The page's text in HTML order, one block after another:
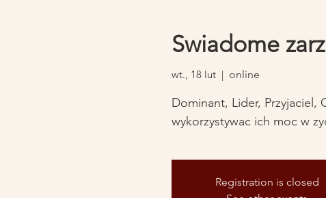
Swiadome
wt., 18 lut
  |
online
Dominant, Lider, Przyjaciel,
Registration is closed